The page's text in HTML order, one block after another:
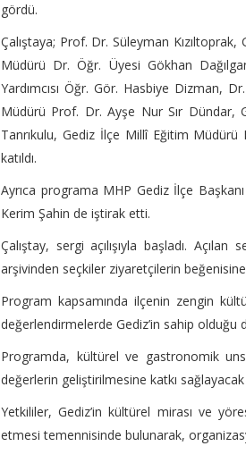
gördü.
Çalıştaya; Prof. Dr. Süleyman
Müdürü Dr. Öğr. Üyesi Gökhan
Yardımcısı Öğr. Gör. Hasbiye Dizman,
Müdürü Prof. Dr. Ayşe Nur Sır Dündar,
Tanrıkulu, Gediz İlçe Millî Eğitim
katıldı.
Ayrıca programa MHP Gediz İlçe
Kerim Şahin de iştirak etti.
Çalıştay, sergi açılışıyla başladı.
arşivinden seçkiler ziyaretçilerin
Program kapsamında ilçenin zengin
değerlendirmelerde Gediz’in sahip olduğu
Programda, kültürel ve gastronomik
değerlerin geliştirilmesine katkı
Yetkililer, Gediz’in kültürel mirası ve
etmesi temennisinde bulunarak,